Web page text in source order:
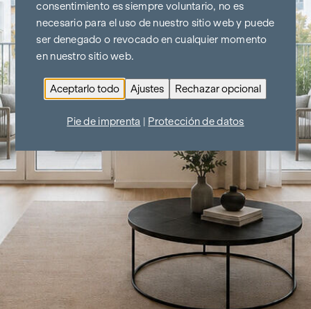
consentimiento es siempre voluntario, no es
necesario para el uso de nuestro sitio web y puede
ser denegado o revocado en cualquier momento
en nuestro sitio web.
Aceptarlo todo Ajustes Rechazar opcional
Pie de imprenta Protección de datos